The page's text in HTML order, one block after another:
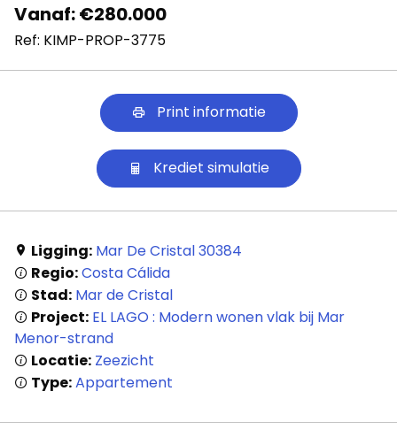
Vanaf: €280.000
Ref: KIMP-PROP-3775
Print informatie
Krediet simulatie
Ligging: Mar De Cristal 30384
Regio:Costa Cálida
Stad: Mar de Cristal
Project: EL LAGO : Modern wonen vlak bij Mar
Menor-strand
Locatie: Zeezicht
Type:Appartement